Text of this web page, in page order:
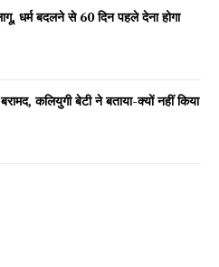
धर्म बदलने से 60 दिन पहले देना होगा
कलियुगी बेटी ने बताया-क्यों नहीं किया